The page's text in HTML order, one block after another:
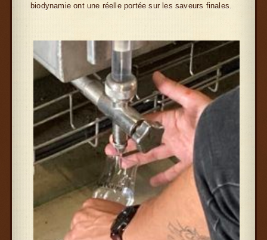
biodynamie ont une réelle portée sur les saveurs finales.